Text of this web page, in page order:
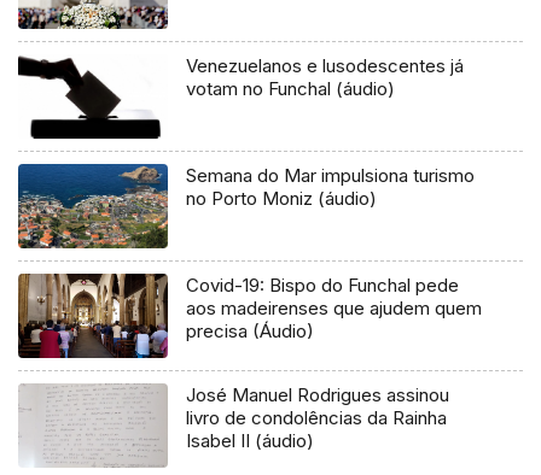
Venezuelanos e lusodescentes já
votam no Funchal (áudio)
Semana do Mar impulsiona turismo
no Porto Moniz (áudio)
Covid-19: Bispo do Funchal pede
aos madeirenses que ajudem quem
precisa (Áudio)
José Manuel Rodrigues assinou
livro de condolências da Rainha
Isabel II (áudio)